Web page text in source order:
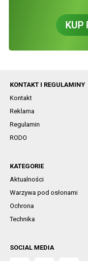
KUP
KONTAKT I REGULAMINY
Kontakt
Reklama
Regulamin
RODO
KATEGORIE
Aktualności
Warzywa pod osłonami
Ochrona
Technika
SOCIAL MEDIA